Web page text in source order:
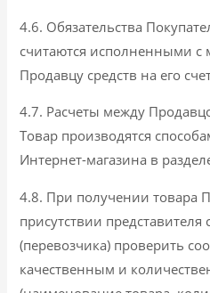
4.6. Обязательства
считаются исполненными с
Продавцу средств на его
4.7. Расчеты между
Товар производятся
Интернет-магазина в
4.8. При получении товара
присутствии
(перевозчика) проверить
качественным и